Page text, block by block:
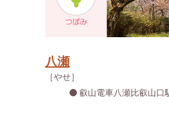
八瀬
［やせ］
叡山電車八瀬比叡山口